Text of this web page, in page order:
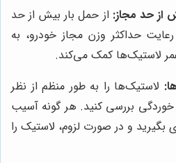
از حد مجاز: از حمل بار بیش از حد
حداکثر وزن مجاز خودرو، به
لاستیک‌ها کمک می‌کند.
لاستیک‌ها را به طور منظم از نظر
بررسی کنید. هر گونه آسیب
بگیرید و در صورت لزوم، لاستیک را